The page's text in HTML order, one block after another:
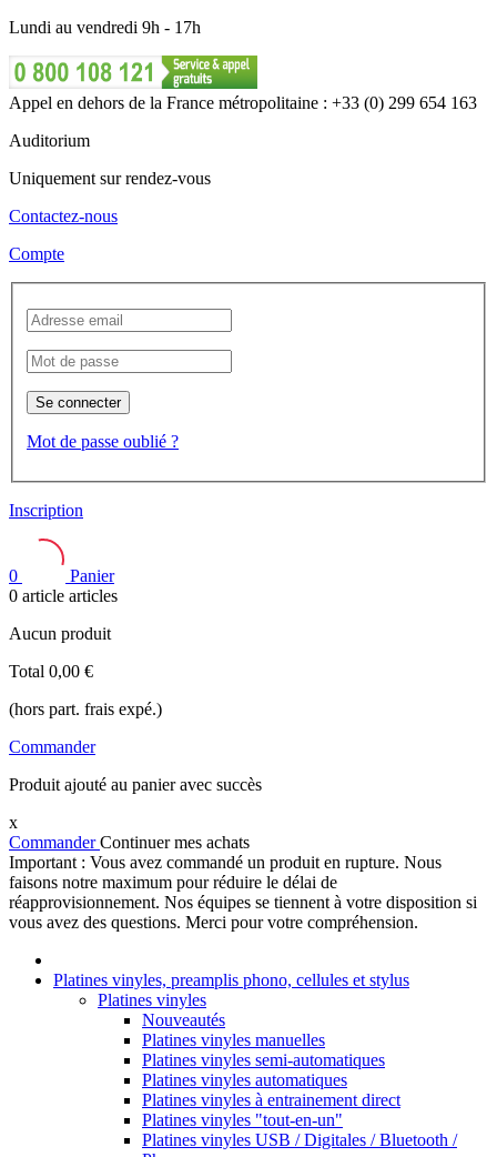
Lundi au vendredi 9h - 17h
Appel en dehors de la France métropolitaine : +33 (0) 299 654 163
Auditorium
Uniquement sur rendez-vous
Contactez-nous
Compte
Se connecter
Mot de passe oublié ?
Inscription
0
Panier
0 article articles
Aucun produit
Total 0,00 €
(hors part. frais expé.)
Commander
Produit ajouté au panier avec succès
x
CommanderContinuer mes achats
Important : Vous avez commandé un produit en rupture. Nous
faisons notre maximum pour réduire le délai de
réapprovisionnement. Nos équipes se tiennent à votre disposition si
vous avez des questions. Merci pour votre compréhension.
Platines vinyles, preamplis phono, cellules et stylus
Platines vinyles
Nouveautés
Platines vinyles manuelles
Platines vinyles semi-automatiques
Platines vinyles automatiques
Platines vinyles à entrainement direct
Platines vinyles "tout-en-un"
Platines vinyles USB / Digitales / Bluetooth /